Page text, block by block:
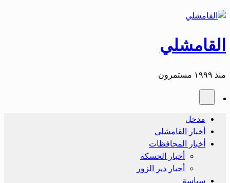
القامشلي
منذ ١٩٩٩ مستمرون
مدخل
أخبار القامشلي
أخبار المحافظات
أخبار الحسكة
أحبار دير الزور
سياسة